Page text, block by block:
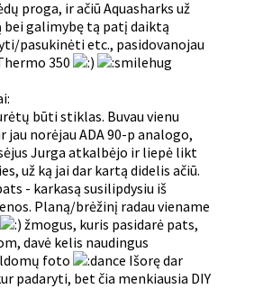
proga, ir ačiū Aquasharks už
bei galimybę tą patį daiktą
pasukinėti etc., pasidovanojau
350
būti stiklas. Buvau vienu
jau norėjau ADA 90-p analogo,
Jurga atkalbėjo ir liepė likt
už ką jai dar kartą didelis ačiū.
- karkasą susilipdysiu iš
Planą/brėžinį radau viename
žmogus, kuris pasidarė pats,
davė kelis naudingus
foto
Išorę dar
padaryti, bet čia menkiausia DIY